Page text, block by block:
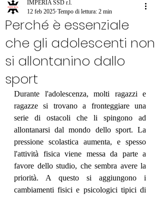
Perché è essenziale
che gli adolescenti non
si allontanino dallo
sport
IMPERIA SSD r.l.
12 feb 2025 Tempo di lettura: 2 min
Durante l'adolescenza, molti ragazzi e
ragazze si trovano a fronteggiare una
serie di ostacoli che li spingono ad
allontanarsi dal mondo dello sport. La
pressione scolastica aumenta, e spesso
l'attività fisica viene messa da parte a
favore dello studio, che sembra avere la
priorità. A questo si aggiungono i
cambiamenti fisici e psicologici tipici di